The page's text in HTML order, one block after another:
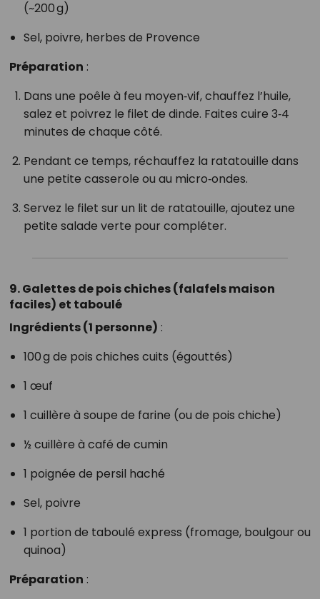
(~200 g)
Sel, poivre, herbes de Provence
Préparation :
Dans une poêle à feu moyen‑vif, chauffez l’huile,
salez et poivrez le filet de dinde. Faites cuire 3‑4
minutes de chaque côté.
Pendant ce temps, réchauffez la ratatouille dans
une petite casserole ou au micro‑ondes.
Servez le filet sur un lit de ratatouille, ajoutez une
petite salade verte pour compléter.
9. Galettes de pois chiches (falafels maison
faciles) et taboulé
Ingrédients (1 personne) :
100 g de pois chiches cuits (égouttés)
1 œuf
1 cuillère à soupe de farine (ou de pois chiche)
½ cuillère à café de cumin
1 poignée de persil haché
Sel, poivre
1 portion de taboulé express (fromage, boulgour ou
quinoa)
Préparation :